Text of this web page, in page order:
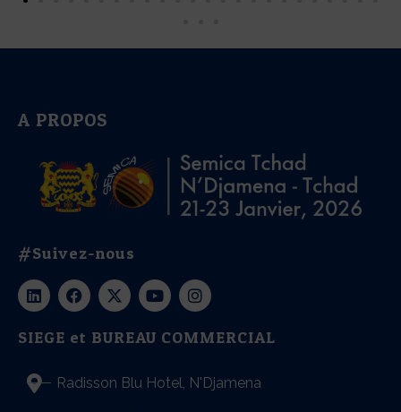
A PROPOS
#Suivez-nous
SIEGE et BUREAU COMMERCIAL
Radisson Blu Hotel, N'Djamena